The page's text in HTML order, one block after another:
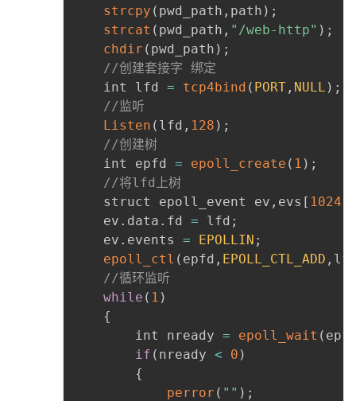
strcpy ( pwd_path , path ) ;
strcat ( pwd_path , "/web-http" ) ;
chdir ( pwd_path ) ;
//创建套接字 绑定
	int lfd
= tcp4bind ( PORT , NULL ) ;
//监听
Listen ( lfd , 128 ) ;
//创建树
	int epfd
= epoll_create ( 1 ) ;
//将lfd上树
	struct epoll_event ev
, evs [ 1024
	ev
. data . fd = lfd ;
	ev
. events = EPOLLIN ;
epoll_ctl ( epfd , EPOLL_CTL_ADD ,
//循环监听
while ( 1 )
{
		int nready
= epoll_wait (
if ( nready < 0 )
{
perror ( "" ) ;